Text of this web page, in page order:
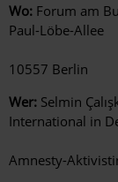
Wo: Forum am
Paul-Löbe-Allee
10557 Berlin
Wer: Selmin
International in
Amnesty-